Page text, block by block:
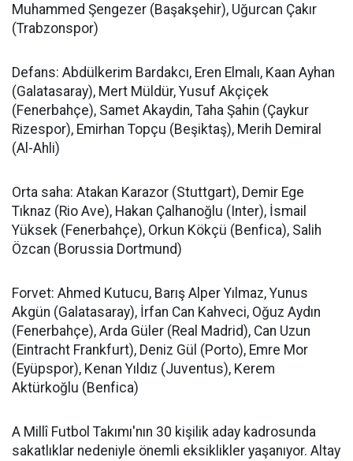
Muhammed Şengezer (Başakşehir), Uğurcan Çakır
(Trabzonspor)
Defans: Abdülkerim Bardakcı, Eren Elmalı, Kaan Ayhan
(Galatasaray), Mert Müldür, Yusuf Akçiçek
(Fenerbahçe), Samet Akaydin, Taha Şahin (Çaykur
Rizespor), Emirhan Topçu (Beşiktaş), Merih Demiral
(Al-Ahli)
Orta saha: Atakan Karazor (Stuttgart), Demir Ege
Tıknaz (Rio Ave), Hakan Çalhanoğlu (Inter), İsmail
Yüksek (Fenerbahçe), Orkun Kökçü (Benfica), Salih
Özcan (Borussia Dortmund)
Forvet: Ahmed Kutucu, Barış Alper Yılmaz, Yunus
Akgün (Galatasaray), İrfan Can Kahveci, Oğuz Aydın
(Fenerbahçe), Arda Güler (Real Madrid), Can Uzun
(Eintracht Frankfurt), Deniz Gül (Porto), Emre Mor
(Eyüpspor), Kenan Yıldız (Juventus), Kerem
Aktürkoğlu (Benfica)
A Millî Futbol Takımı'nın 30 kişilik aday kadrosunda
sakatlıklar nedeniyle önemli eksiklikler yaşanıyor. Altay